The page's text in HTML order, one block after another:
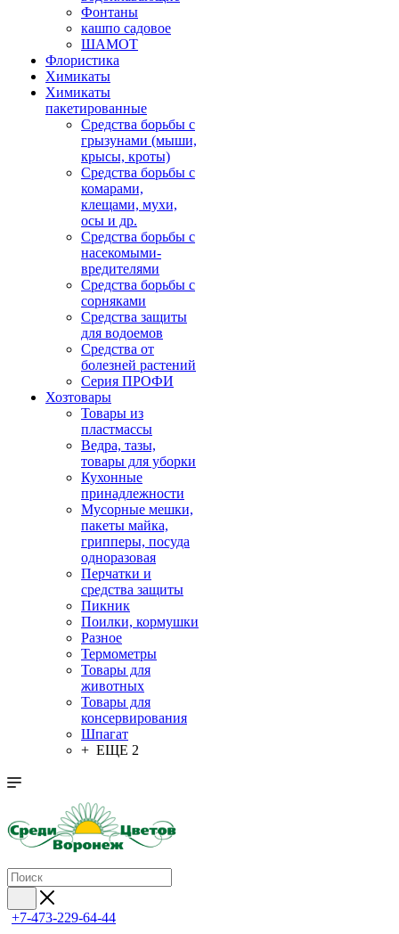
Фонтаны
кашпо садовое
ШАМОТ
Флористика
Химикаты
Химикаты
пакетированные
Средства борьбы с
грызунами (мыши,
крысы, кроты)
Средства борьбы с
комарами,
клещами, мухи,
осы и др.
Средства борьбы с
насекомыми-
вредителями
Средства борьбы с
сорняками
Средства защиты
для водоемов
Средства от
болезней растений
Серия ПРОФИ
Хозтовары
Товары из
пластмассы
Ведра, тазы,
товары для уборки
Кухонные
принадлежности
Мусорные мешки,
пакеты майка,
грипперы, посуда
одноразовая
Перчатки и
средства защиты
Пикник
Поилки, кормушки
Разное
Термометры
Товары для
животных
Товары для
консервирования
Шпагат
+ ЕЩЕ 2
+7-473-229-64-44